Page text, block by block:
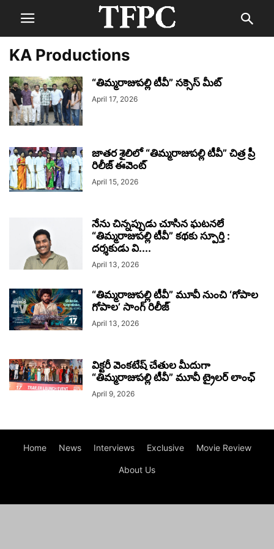
KA Productions
“తిమ్మరాజుపల్లి టీవీ” సక్సెస్ మీట్
April 17, 2026
జాతర శైలిలో “తిమ్మరాజుపల్లి టీవీ” చిత్ర ప్రీ
రిలీజ్ ఈవెంట్
April 15, 2026
నేను చిన్నప్పుడు చూసిన ఘటనలే
“తిమ్మరాజుపల్లి టీవీ” కథకు స్పూర్తి :
దర్శకుడు వి....
April 13, 2026
“తిమ్మరాజుపల్లి టీవీ” మూవీ నుంచి ‘గోపాల
గోపాల’ సాంగ్ రిలీజ్
April 13, 2026
విక్టరీ వెంకటేష్ చేతుల మీదుగా
“తిమ్మరాజుపల్లి టీవీ” మూవీ ట్రైలర్ లాంఛ్
April 9, 2026
Home News Interviews Exclusive Movie Review
About Us